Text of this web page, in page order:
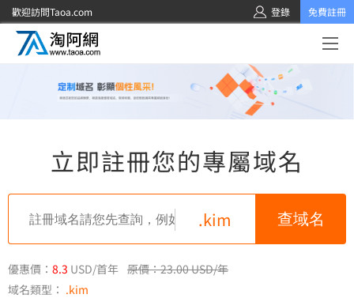
歡迎訪問Taoa.com 登錄 免費註冊
立即註冊您的專屬域名
.kim
優惠價： 8.3 USD/首年 原價：23.00 USD/年
域名類型： .kim